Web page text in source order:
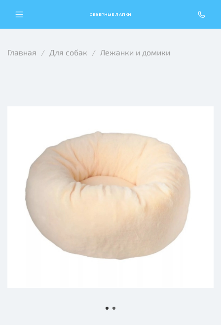
СЕВЕРНЫЕ ЛАПКИ
Главная Для собак Лежанки и домики